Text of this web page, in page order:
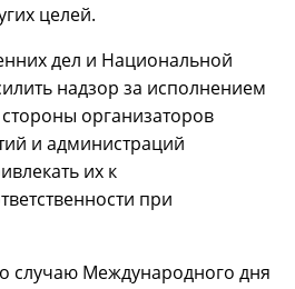
целей.
дел и Национальной
надзор за исполнением
организаторов
и администраций
их к
при
случаю Международного дня